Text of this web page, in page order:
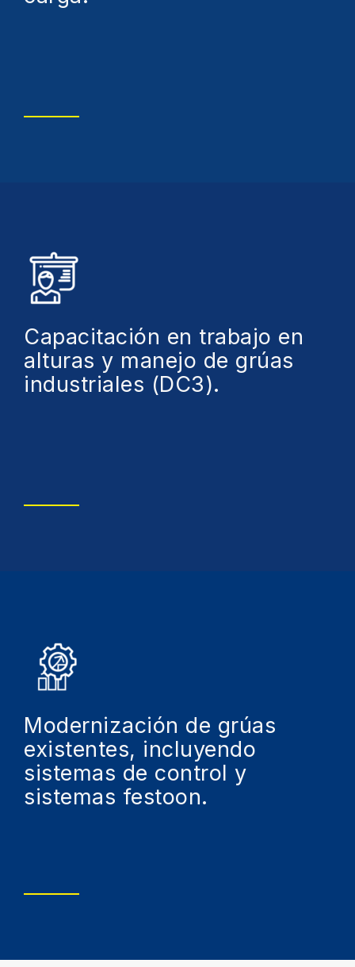
Capacitación en trabajo en
alturas y manejo de grúas
industriales (DC3).
Modernización de grúas
existentes, incluyendo
sistemas de control y
sistemas festoon.